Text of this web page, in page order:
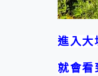
進入大
就會看